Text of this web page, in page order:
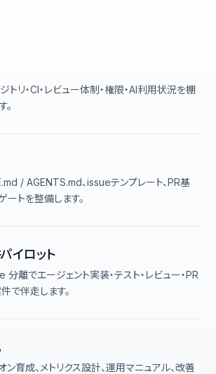
トリ・CI・レビュー体制・権限・AI利用状況を棚
。
/ AGENTS.md、issueテンプレート、PR基
ートを整備します。
イロット
離でエージェント実装・テスト・レビュー・PR
で伴走します。
ン育成、メトリクス設計、運用マニュアル、改善